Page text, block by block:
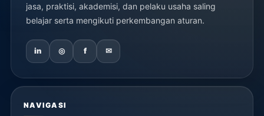
jasa, praktisi, akademisi, dan pelaku usaha saling
belajar serta mengikuti perkembangan aturan.
in ◎ f ✉
NAVIGASI